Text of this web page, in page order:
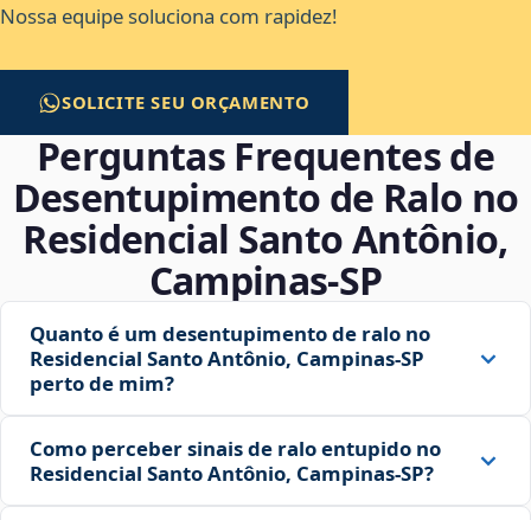
Nossa equipe soluciona com rapidez!
SOLICITE SEU ORÇAMENTO
Perguntas Frequentes de
Desentupimento de Ralo no
Residencial Santo Antônio,
Campinas‑SP
Quanto é um desentupimento de ralo no
Residencial Santo Antônio, Campinas‑SP
perto de mim?
Como perceber sinais de ralo entupido no
Residencial Santo Antônio, Campinas‑SP?